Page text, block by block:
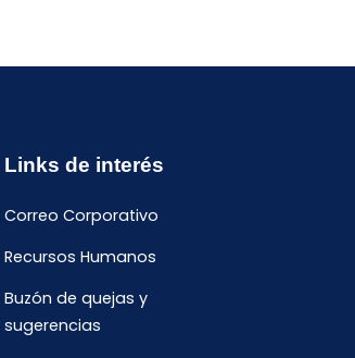
Links de interés
Correo Corporativo
Recursos Humanos
Buzón de quejas y
sugerencias